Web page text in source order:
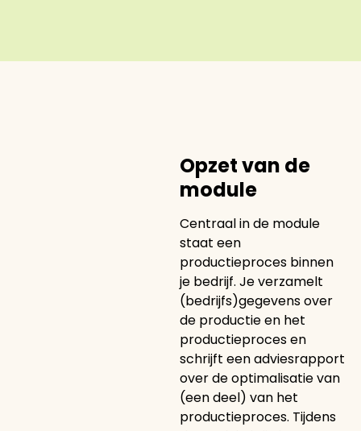
Opzet van de
module
Centraal in de module
staat een
productieproces binnen
je bedrijf. Je verzamelt
(bedrijfs)gegevens over
de productie en het
productieproces en
schrijft een adviesrapport
over de optimalisatie van
(een deel) van het
productieproces. Tijdens